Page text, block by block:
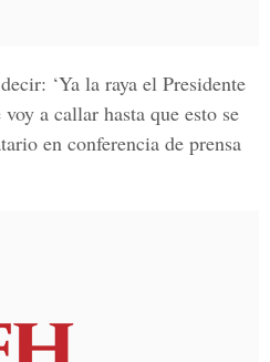
‘Ya la raya el Presidente
a callar hasta que esto se
en conferencia de prensa